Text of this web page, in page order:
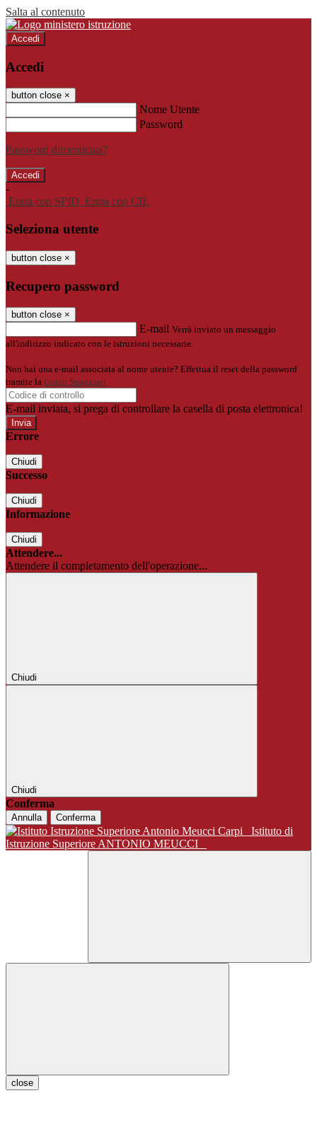
Salta al contenuto
Accedi
Accedi
button close ×
Nome Utente
Password
Password dimenticata?
-
Entra con SPID Entra con CIE
Seleziona utente
button close ×
Recupero password
button close ×
E-mail Verrà inviato un messaggio
all'indirizzo indicato con le istruzioni necessarie.
Non hai una e-mail associata al nome utente? Effettua il reset della password
tramite la Login Spaggiari
E-mail inviata, si prega di controllare la casella di posta elettronica!
Errore
Chiudi
Successo
Chiudi
Informazione
Chiudi
Attendere...
Attendere il completamento dell'operazione...
Chiudi
Chiudi
Conferma
Annulla Conferma
Istituto di
Istruzione Superiore ANTONIO MEUCCI
close